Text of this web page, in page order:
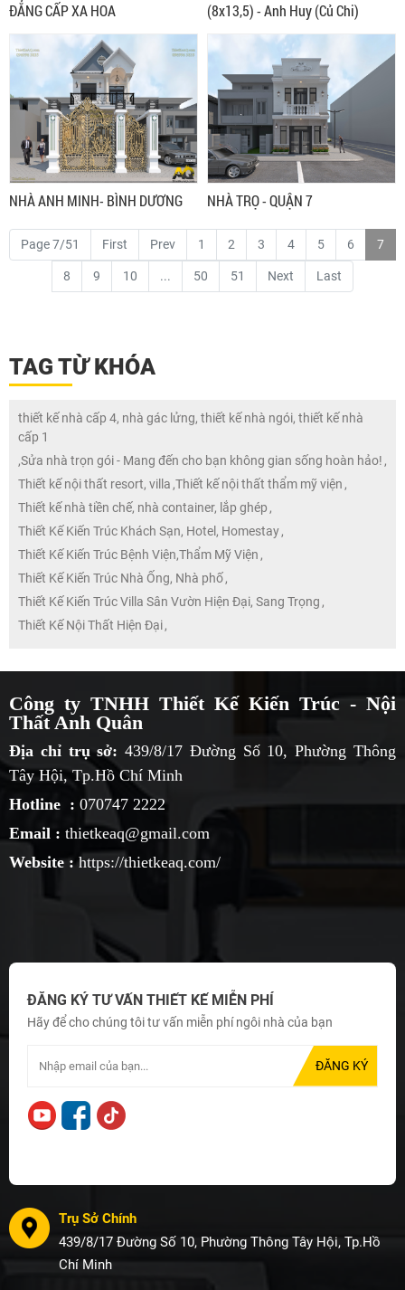
ĐẲNG CẤP XA HOA
(8x13,5) - Anh Huy (Củ Chi)
NHÀ ANH MINH- BÌNH DƯƠNG NHÀ TRỌ - QUẬN 7
Page 7/51 First Prev 1 2 3 4 5 6 7
8 9 10 ... 50 51 Next Last
TAG TỪ KHÓA
thiết kế nhà cấp 4, nhà gác lửng, thiết kế nhà ngói, thiết kế nhà
cấp 1
,Sửa nhà trọn gói - Mang đến cho bạn không gian sống hoàn hảo! ,
Thiết kế nội thất resort, villa ,Thiết kế nội thất thẩm mỹ viện ,
Thiết kế nhà tiền chế, nhà container, lắp ghép ,
Thiết Kế Kiến Trúc Khách Sạn, Hotel, Homestay,
Thiết Kế Kiến Trúc Bệnh Viện,Thẩm Mỹ Viện ,
Thiết Kế Kiến Trúc Nhà Ống, Nhà phố,
Thiết Kế Kiến Trúc Villa Sân Vườn Hiện Đại, Sang Trọng ,
Thiết Kế Nội Thất Hiện Đại,
Công ty TNHH Thiết Kế Kiến Trúc - Nội
Thất Anh Quân
Địa chỉ trụ sở: 439/8/17 Đường Số 10, Phường Thông
Tây Hội, Tp.Hồ Chí Minh
Hotline : 070747 2222
Email : thietkeaq@gmail.com
Website : https://thietkeaq.com/
ĐĂNG KÝ TƯ VẤN THIẾT KẾ MIỄN PHÍ
Hãy để cho chúng tôi tư vấn miễn phí ngôi nhà của bạn
Trụ Sở Chính
439/8/17 Đường Số 10, Phường Thông Tây Hội, Tp.Hồ
Chí Minh